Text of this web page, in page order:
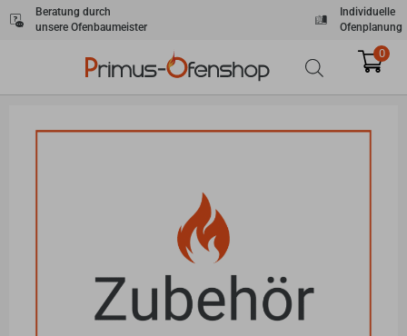
Zum
Inhalt
Beratung durch
unsere Ofenbaumeister
Individuelle
Ofenplanung
0